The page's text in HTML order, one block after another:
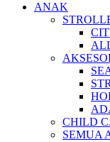
ANAK
CHILD
SEMUA